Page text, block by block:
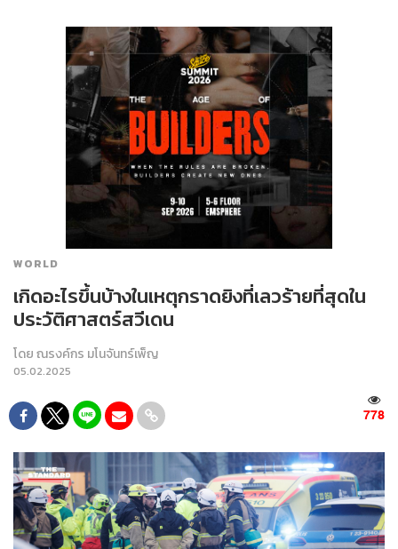
WORLD
เกิดอะไรขึ้นบ้างในเหตุกราดยิงที่เลวร้ายที่สุดใน
ประวัติศาสตร์สวีเดน
โดยณรงค์กร มโนจันทร์เพ็ญ
05.02.2025
778